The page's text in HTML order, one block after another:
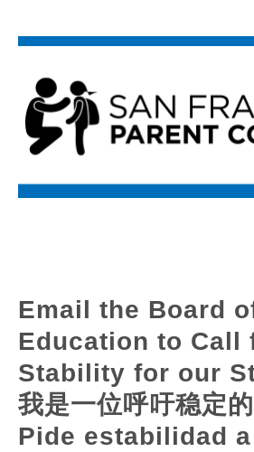
Email the Board
Education to Call
Stability for our
我是一位呼吁稳定
Pide estabilidad